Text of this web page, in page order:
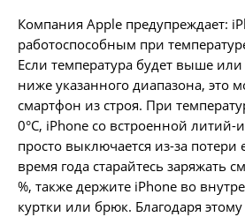
Компания Apple предупреждает:
работоспособным при
Если температура будет выше или
ниже указанного диапазона, это
смартфон из строя. При
0°C, iPhone со встроенной литий-
просто выключается из-за
время года старайтесь заряжать
%, также держите iPhone во
куртки или брюк. Благодаря этому